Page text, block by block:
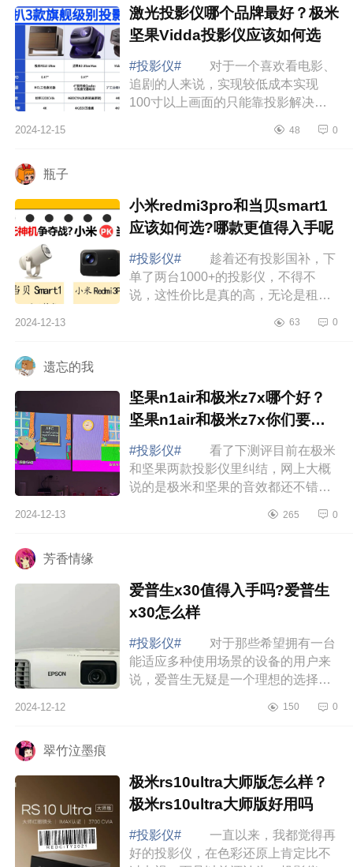
激光投影仪哪个品牌最好？极米
坚果Vidda投影仪应该如何选
#投影仪#
对于一个喜欢看电影、
追剧的人来说，实现较低成本实现
100寸以上画面的只能靠投影解决，
仪无疑是比较理想的选择。下面小编
2024-12-15 48 0
瓶子
小米redmi3pro和当贝smart1
应该如何选?哪款更值得入手呢
#投影仪#
趁着还有投影国补，下
单了两台1000+的投影仪，不得不
说，这性价比是真的高，无论是租房
下面小编为大家介绍下小米redmi3pro
2024-12-13 63 0
遗忘的我
坚果n1air和极米z7x哪个好？
坚果n1air和极米z7x你们要哪
个
#投影仪#
看了下测评目前在极米
和坚果两款投影仪里纠结，网上大概
说的是极米和坚果的音效都还不错，
亮，我看有说极米z7x没有一体式算法
2024-12-13 265 0
芳香情缘
爱普生x30值得入手吗?爱普生
x30怎么样
#投影仪#
对于那些希望拥有一台
能适应多种使用场景的设备的用户来
说，爱普生无疑是一个理想的选择，
入手吗?爱普生x30怎么样 爱普生
2024-12-12 150 0
翠竹泣墨痕
极米rs10ultra大师版怎么样？
极米rs10ultra大师版好用吗
#投影仪#
一直以来，我都觉得再
好的投影仪，在色彩还原上肯定比不